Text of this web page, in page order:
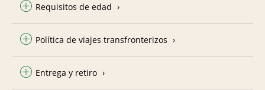
Requisitos de edad
Política de viajes transfronterizos
Entrega y retiro